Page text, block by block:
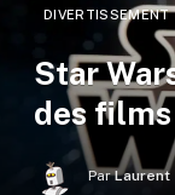
DIVERTISSEMENT
Star
des
Par Laurent